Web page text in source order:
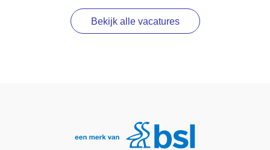
Bekijk alle vacatures